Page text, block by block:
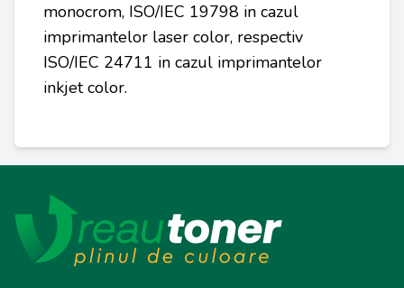
monocrom, ISO/IEC 19798 in cazul
imprimantelor laser color, respectiv
ISO/IEC 24711 in cazul imprimantelor
inkjet color.